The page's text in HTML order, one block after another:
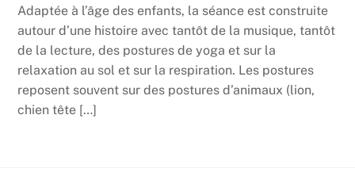
Adaptée à l’âge des enfants, la séance est construite
autour d’une histoire avec tantôt de la musique, tantôt
de la lecture, des postures de yoga et sur la
relaxation au sol et sur la respiration. Les postures
reposent souvent sur des postures d’animaux (lion,
chien tête […]